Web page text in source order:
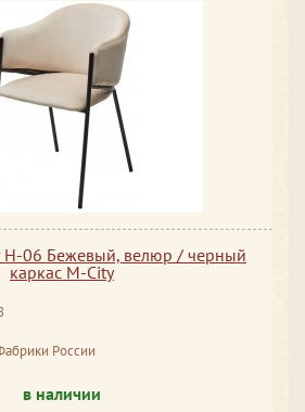
H-06 Бежевый, велюр / черный
каркас М-City
России
в наличии